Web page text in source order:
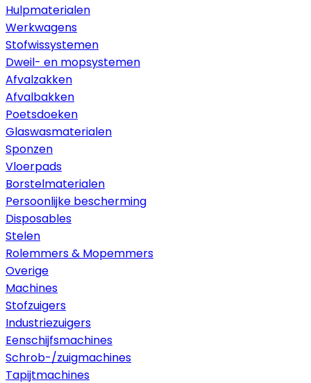
Hulpmaterialen
Werkwagens
Stofwissystemen
Dweil- en mopsystemen
Afvalzakken
Afvalbakken
Poetsdoeken
Glaswasmaterialen
Sponzen
Vloerpads
Borstelmaterialen
Persoonlijke bescherming
Disposables
Stelen
Rolemmers & Mopemmers
Overige
Machines
Stofzuigers
Industriezuigers
Eenschijfsmachines
Schrob-/zuigmachines
Tapijtmachines